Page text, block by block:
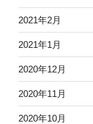
2021年2月
2021年1月
2020年12月
2020年11月
2020年10月